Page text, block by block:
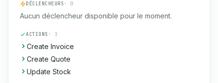
DÉCLENCHEURS · 0
Aucun déclencheur disponible pour le moment.
ACTIONS · 3
Create Invoice
Create Quote
Update Stock